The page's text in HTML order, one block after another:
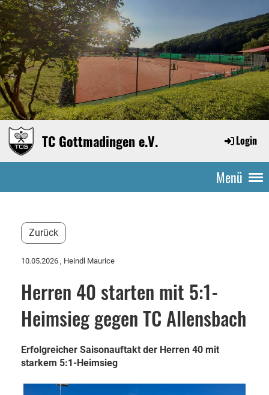
TC Gottmadingen e.V. Login
Menü
Zurück
10.05.2026 , Heindl Maurice
Herren 40 starten mit 5:1-
Heimsieg gegen TC Allensbach
Erfolgreicher Saisonauftakt der Herren 40 mit
starkem 5:1-Heimsieg